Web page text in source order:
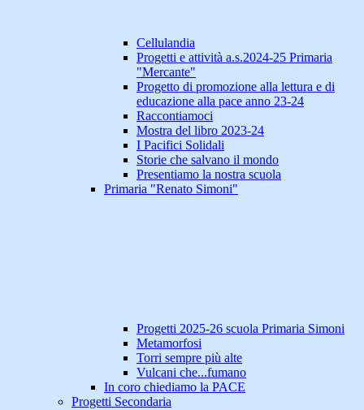
Cellulandia
Progetti e attività a.s.2024-25 Primaria
"Mercante"
Progetto di promozione alla lettura e di
educazione alla pace anno 23-24
Raccontiamoci
Mostra del libro 2023-24
I Pacifici Solidali
Storie che salvano il mondo
Presentiamo la nostra scuola
Primaria "Renato Simoni"
Progetti 2025-26 scuola Primaria Simoni
Metamorfosi
Torri sempre più alte
Vulcani che...fumano
In coro chiediamo la PACE
Progetti Secondaria